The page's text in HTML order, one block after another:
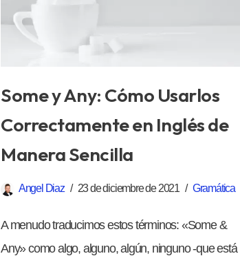
Some y Any: Cómo Usarlos
Correctamente en Inglés de
Manera Sencilla
Angel Diaz 23 de diciembre de 2021 Gramática
A menudo traducimos estos términos: «Some &
Any» como algo, alguno, algún, ninguno -que está